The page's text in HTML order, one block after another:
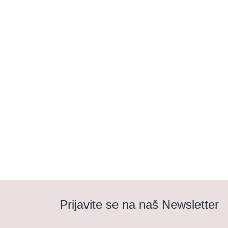
Prijavite se na naš Newsletter